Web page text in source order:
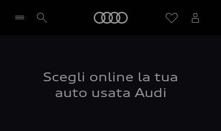
Scegli online la tua
auto usata Audi